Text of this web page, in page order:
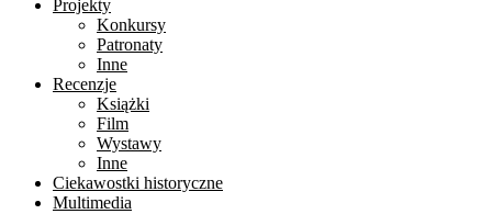
Projekty
Konkursy
Patronaty
Inne
Recenzje
Książki
Film
Wystawy
Inne
Ciekawostki historyczne
Multimedia